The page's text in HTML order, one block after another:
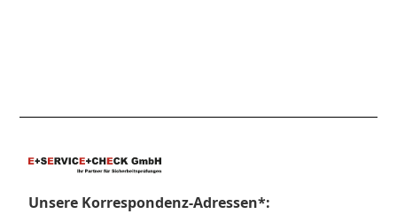
Unsere Korrespondenz-Adressen*: